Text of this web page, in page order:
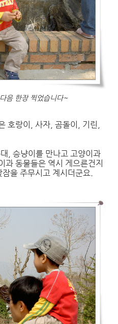
음 한장 찍었습니다~
호랑이, 사자, 곰돌이, 기린,
, 승냥이를 만나고 고양이과
과 동물들은 역시 게으른건지
을 주무시고 계시더군요.